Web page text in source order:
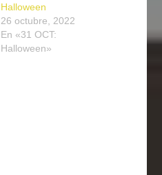
Halloween
26 octubre, 2022
En «31 OCT:
Halloween»